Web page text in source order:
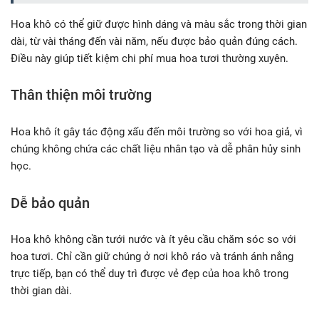
Hoa khô có thể giữ được hình dáng và màu sắc trong thời gian
dài, từ vài tháng đến vài năm, nếu được bảo quản đúng cách.
Điều này giúp tiết kiệm chi phí mua hoa tươi thường xuyên.
Thân thiện môi trường
Hoa khô ít gây tác động xấu đến môi trường so với hoa giả, vì
chúng không chứa các chất liệu nhân tạo và dễ phân hủy sinh
học.
Dễ bảo quản
Hoa khô không cần tưới nước và ít yêu cầu chăm sóc so với
hoa tươi. Chỉ cần giữ chúng ở nơi khô ráo và tránh ánh nắng
trực tiếp, bạn có thể duy trì được vẻ đẹp của hoa khô trong
thời gian dài.